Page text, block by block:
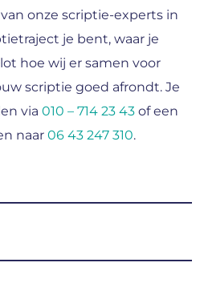
onze scriptie-experts in
je bent, waar je
hoe wij er samen voor
scriptie goed afrondt. Je
via 010 – 714 23 43 of een
naar 06 43 247 310.